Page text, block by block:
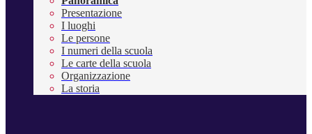
Presentazione
I luoghi
Le persone
I numeri della scuola
Le carte della scuola
Organizzazione
La storia